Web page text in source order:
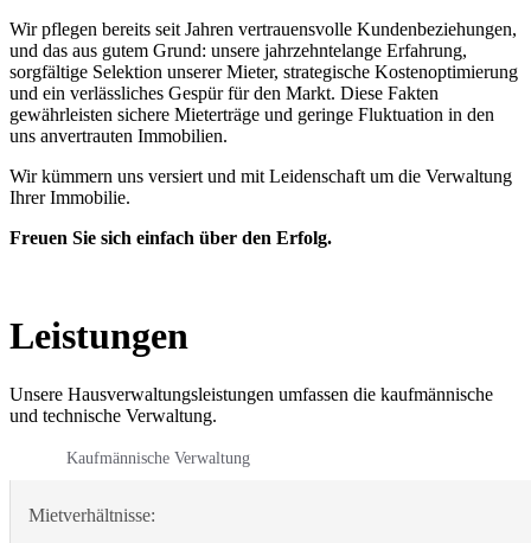
Wir pflegen bereits seit Jahren vertrauensvolle Kundenbeziehungen,
und das aus gutem Grund: unsere jahrzehntelange Erfahrung,
sorgfältige Selektion unserer Mieter, strategische Kostenoptimierung
und ein verlässliches Gespür für den Markt. Diese Fakten
gewährleisten sichere Mieterträge und geringe Fluktuation in den
uns anvertrauten Immobilien.
Wir kümmern uns versiert und mit Leidenschaft um die Verwaltung
Ihrer Immobilie.
Freuen Sie sich einfach über den Erfolg.
Leistungen
Unsere Hausverwaltungsleistungen umfassen die kaufmännische
und technische Verwaltung.
Kaufmännische Verwaltung
Mietverhältnisse: